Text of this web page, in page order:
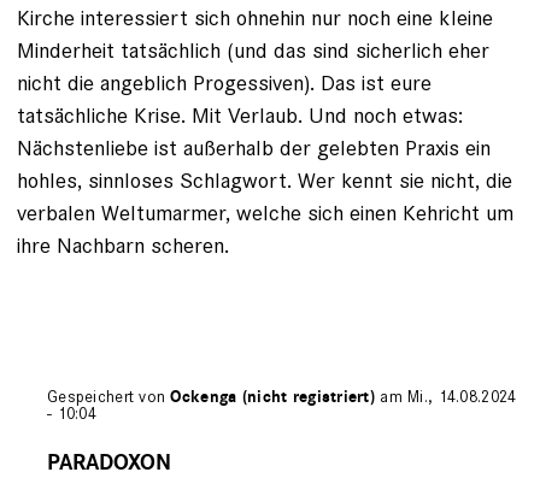
Kirche interessiert sich ohnehin nur noch eine kleine
Minderheit tatsächlich (und das sind sicherlich eher
nicht die angeblich Progessiven). Das ist eure
tatsächliche Krise. Mit Verlaub. Und noch etwas:
Nächstenliebe ist außerhalb der gelebten Praxis ein
hohles, sinnloses Schlagwort. Wer kennt sie nicht, die
verbalen Weltumarmer, welche sich einen Kehricht um
ihre Nachbarn scheren.
Gespeichert vonOckenga (nicht registriert) am Mi., 14.08.2024
- 10:04
auf
PARADOXON